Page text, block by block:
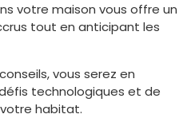
votre maison vous offre un
tout en anticipant les
vous serez en
technologiques et de
habitat.